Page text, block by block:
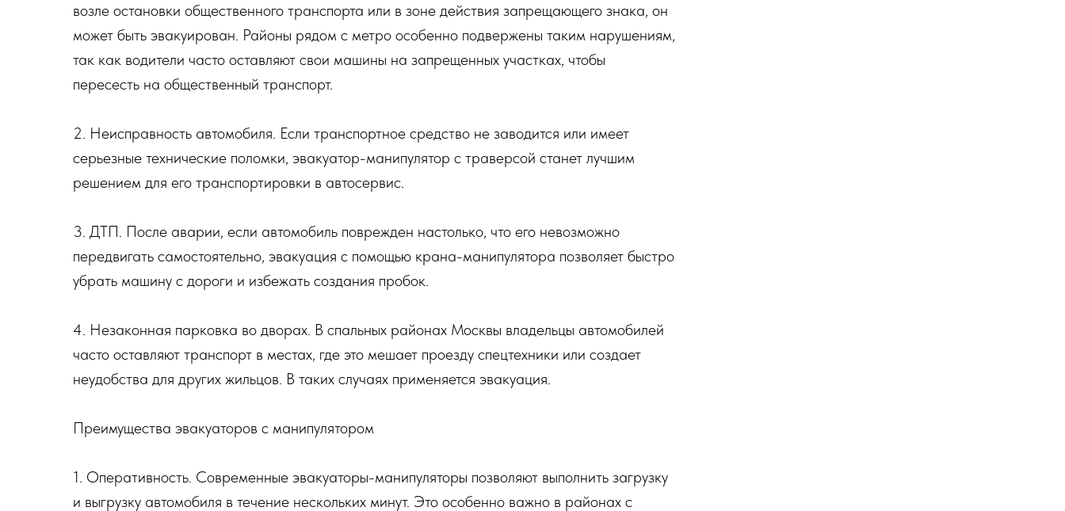
возле остановки общественного транспорта или в зоне действия запрещающего знака, он
может быть эвакуирован. Районы рядом с метро особенно подвержены таким нарушениям,
так как водители часто оставляют свои машины на запрещенных участках, чтобы
пересесть на общественный транспорт.
2. Неисправность автомобиля. Если транспортное средство не заводится или имеет
серьезные технические поломки, эвакуатор-манипулятор с траверсой станет лучшим
решением для его транспортировки в автосервис.
3. ДТП. После аварии, если автомобиль поврежден настолько, что его невозможно
передвигать самостоятельно, эвакуация с помощью крана-манипулятора позволяет быстро
убрать машину с дороги и избежать создания пробок.
4. Незаконная парковка во дворах. В спальных районах Москвы владельцы автомобилей
часто оставляют транспорт в местах, где это мешает проезду спецтехники или создает
неудобства для других жильцов. В таких случаях применяется эвакуация.
Преимущества эвакуаторов с манипулятором
1. Оперативность. Современные эвакуаторы-манипуляторы позволяют выполнить загрузку
и выгрузку автомобиля в течение нескольких минут. Это особенно важно в районах с